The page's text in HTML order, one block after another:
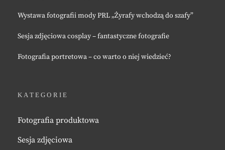
Wystawa fotografii mody PRL „Żyrafy wchodzą do szafy”
Sesja zdjęciowa cosplay – fantastyczne fotografie
Fotografia portretowa – co warto o niej wiedzieć?
KATEGORIE
Fotografia produktowa
Sesja zdjęciowa